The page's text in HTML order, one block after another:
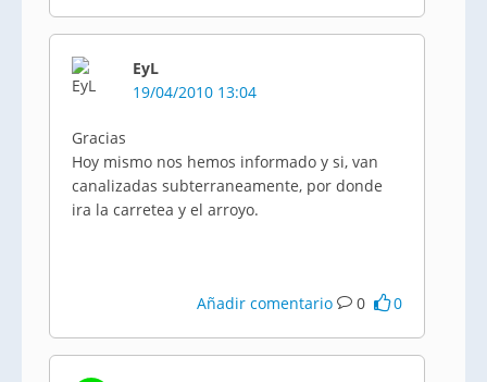
EyL
19/04/2010 13:04
Gracias
Hoy mismo nos hemos informado y si, van
canalizadas subterraneamente, por donde
ira la carretea y el arroyo.
Añadir comentario 0 0